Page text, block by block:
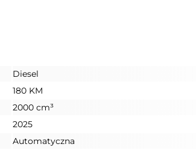
Diesel
180 KM
2000 cm³
2025
Automatyczna